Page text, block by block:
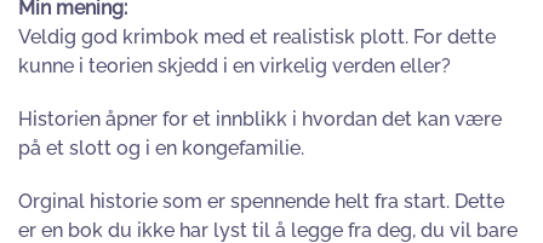
Min mening:
Veldig god krimbok med et realistisk plott. For dette
kunne i teorien skjedd i en virkelig verden eller?
Historien åpner for et innblikk i hvordan det kan være
på et slott og i en kongefamilie.
Orginal historie som er spennende helt fra start. Dette
er en bok du ikke har lyst til å legge fra deg, du vil bare